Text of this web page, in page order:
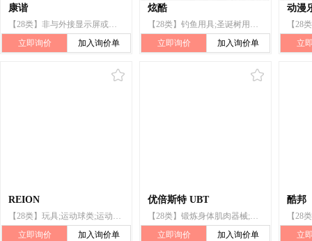
康谐
【28类】非与外接显示屏或监视器连用的电子游戏机;玩具;运动球类;锻炼身体器械;射箭用器;体育活动器械;护膝(运动用品);护腕;钓具;全自动麻将桌(机)
立即询价
加入询价单
炫酷
【28类】钓鱼用具;圣诞树用装饰品(照明用物品和糖果除外);护膝(运动用品);体育活动器械;锻炼身体器械;运动用球;棋;玩具;电动游艺车;游戏机
立即询价
加入询价单
动漫
立
REION
【28类】玩具;运动球类;运动用网;球拍;球及球拍专用袋;锻炼身体器械;竞技手套(运动器件);护膝(运动用品);钓具;球拍用吸汗带
立即询价
加入询价单
优倍斯特 UBT
【28类】锻炼身体肌肉器械;健美器;体育活动器械;护膝(运动用品);旱冰鞋;体育活动用球;扑克牌;玩具;风筝;滑板
立即询价
加入询价单
酷邦
立